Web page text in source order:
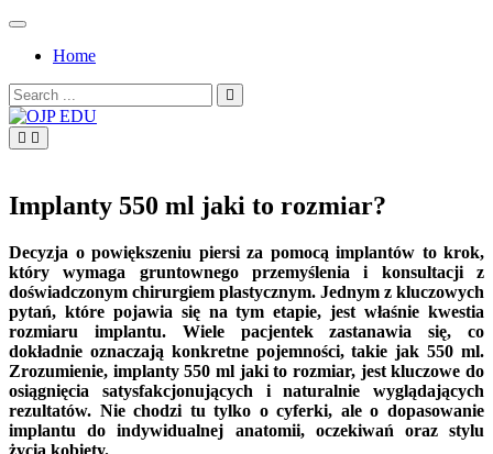
Skip
contentHome
Search
for:
Implanty 550 ml jaki to rozmiar?
Decyzja o powiększeniu piersi za pomocą implantów to krok,
który wymaga gruntownego przemyślenia i konsultacji z
doświadczonym chirurgiem plastycznym. Jednym z kluczowych
pytań, które pojawia się na tym etapie, jest właśnie kwestia
rozmiaru implantu. Wiele pacjentek zastanawia się, co
dokładnie oznaczają konkretne pojemności, takie jak 550 ml.
Zrozumienie, implanty 550 ml jaki to rozmiar, jest kluczowe do
osiągnięcia satysfakcjonujących i naturalnie wyglądających
rezultatów. Nie chodzi tu tylko o cyferki, ale o dopasowanie
implantu do indywidualnej anatomii, oczekiwań oraz stylu
życia kobiety.